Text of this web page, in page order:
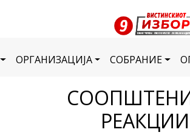
ОРГАНИЗАЦИЈА СОБРАНИЕ
РЕАКЦИИ